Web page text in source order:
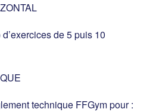
de 5 puis 10
technique FFGym pour :